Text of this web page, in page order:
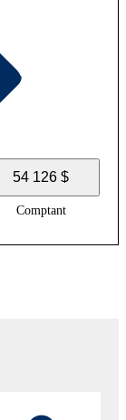
54 126 $
Comptant